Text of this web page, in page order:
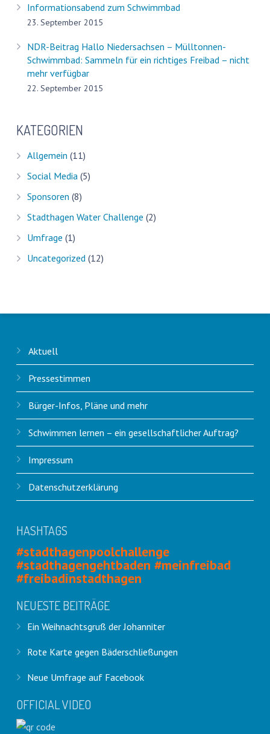
Informationsabend zum Schwimmbad
23. September 2015
NDR-Beitrag Hallo Niedersachsen – Mülltonnen-
Schwimmbad: Sammeln für ein richtiges Freibad – nicht
mehr verfügbar
22. September 2015
KATEGORIEN
Allgemein (11)
Social Media (5)
Sponsoren (8)
Stadthagen Water Challenge (2)
Umfrage (1)
Uncategorized (12)
Aktuell
Pressestimmen
Bürger-Infos, Pläne und mehr
Schwimmen lernen – ein gesellschaftlicher Auftrag?
Impressum
Datenschutzerklärung
HASHTAGS
#stadthagenpoolchallenge
#stadthagengehtbaden #meinfreibad
#freibadinstadthagen
NEUESTE BEITRÄGE
Ein Weihnachtsgruß der Johanniter
Rote Karte gegen Bäderschließungen
Neue Umfrage auf Facebook
OFFICIAL VIDEO